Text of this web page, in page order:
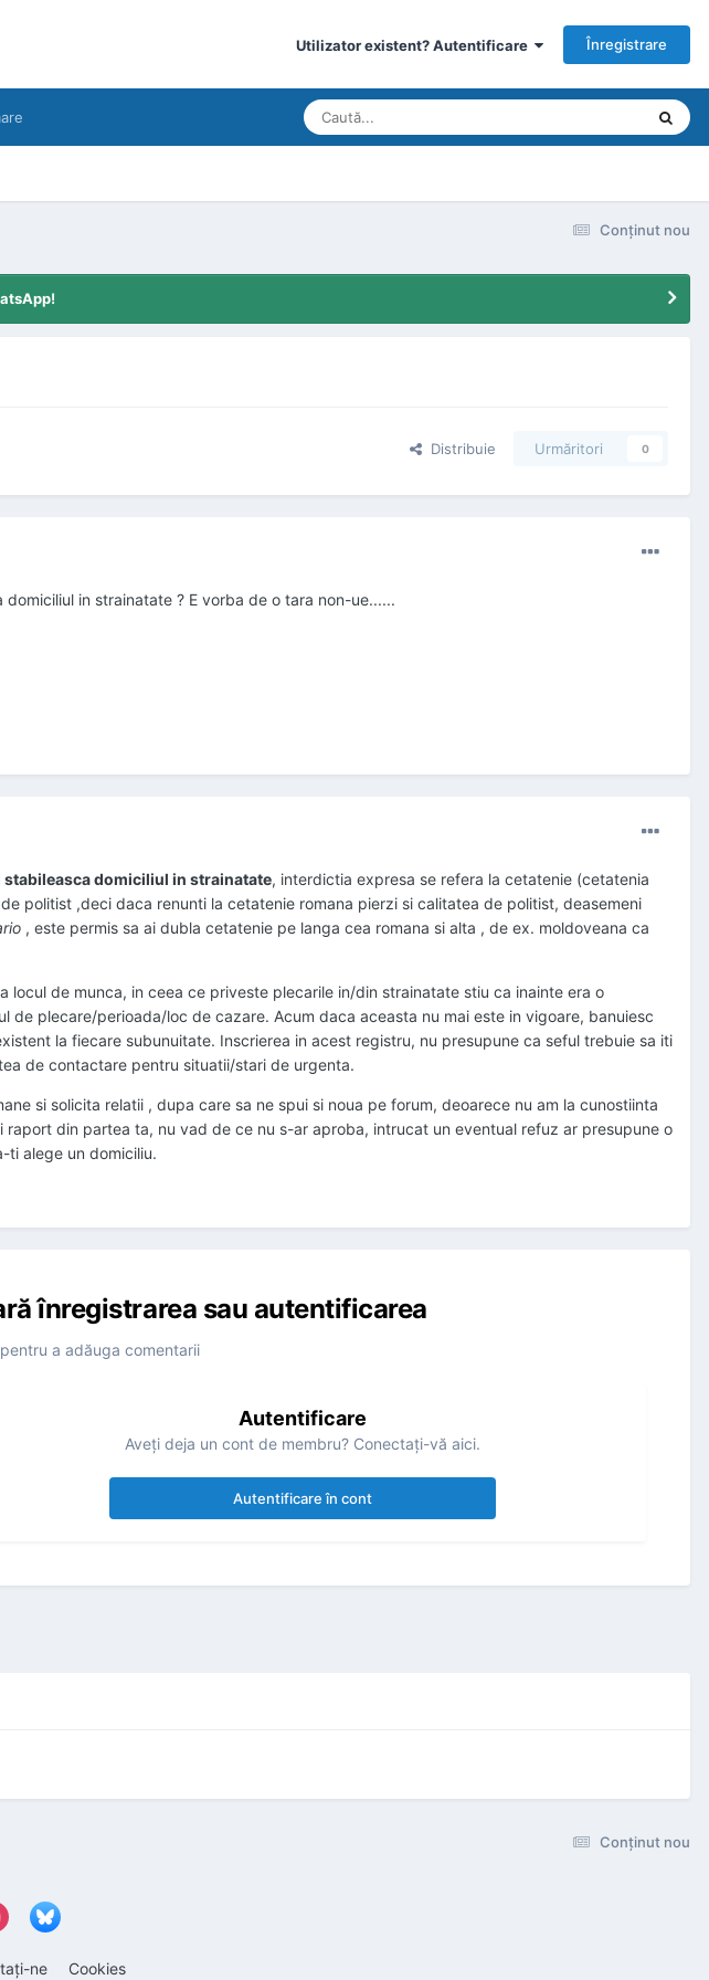
Utilizator existent? Autentificare Înregistrare
Conţinut nou
Distribuie Urmăritori 0
in strainatate ? E vorba de o tara non-ue......
domiciliul in strainatate, interdictia expresa se refera la cetatenie (cetatenia
politist ,deci daca renunti la cetatenie romana pierzi si calitatea de politist, deasemeni
, este permis sa ai dubla cetatenie pe langa cea romana si alta , de ex. moldoveana ca
de munca, in ceea ce priveste plecarile in/din strainatate stiu ca inainte era o
plecare/perioada/loc de cazare. Acum daca aceasta nu mai este in vigoare, banuiesc
la fiecare subunuitate. Inscrierea in acest registru, nu presupune ca seful trebuie sa iti
de contactare pentru situatii/stari de urgenta.
si solicita relatii , dupa care sa ne spui si noua pe forum, deoarece nu am la cunostiinta
din partea ta, nu vad de ce nu s-ar aproba, intrucat un eventual refuz ar presupune o
ti alege un domiciliu.
înregistrarea sau autentificarea
a adăuga comentarii
Autentificare
Aveţi deja un cont de membru? Conectaţi-vă aici.
Autentificare în cont
Conţinut nou
ne Cookies